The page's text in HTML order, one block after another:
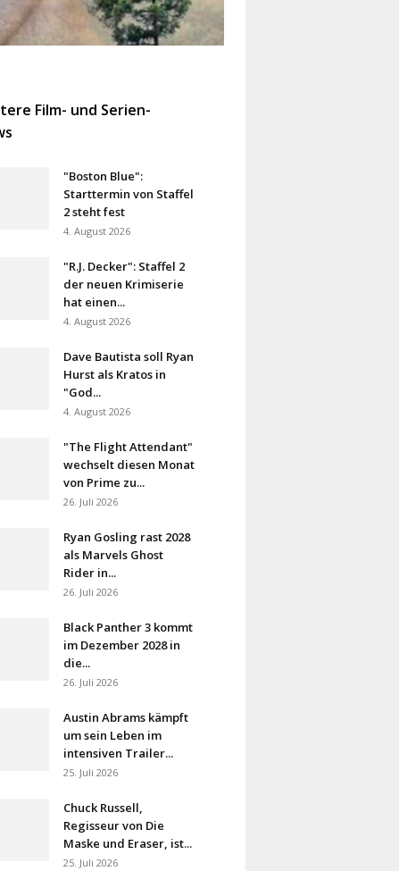
Film- und Serien-
"Boston Blue":
Starttermin von Staffel
2 steht fest
4. August 2026
"R.J. Decker": Staffel 2
der neuen Krimiserie
hat einen...
4. August 2026
Dave Bautista soll Ryan
Hurst als Kratos in
"God...
4. August 2026
"The Flight Attendant"
wechselt diesen Monat
von Prime zu...
26. Juli 2026
Ryan Gosling rast 2028
als Marvels Ghost
Rider in...
26. Juli 2026
Black Panther 3 kommt
im Dezember 2028 in
die...
26. Juli 2026
Austin Abrams kämpft
um sein Leben im
intensiven Trailer...
25. Juli 2026
Chuck Russell,
Regisseur von Die
Maske und Eraser, ist...
25. Juli 2026